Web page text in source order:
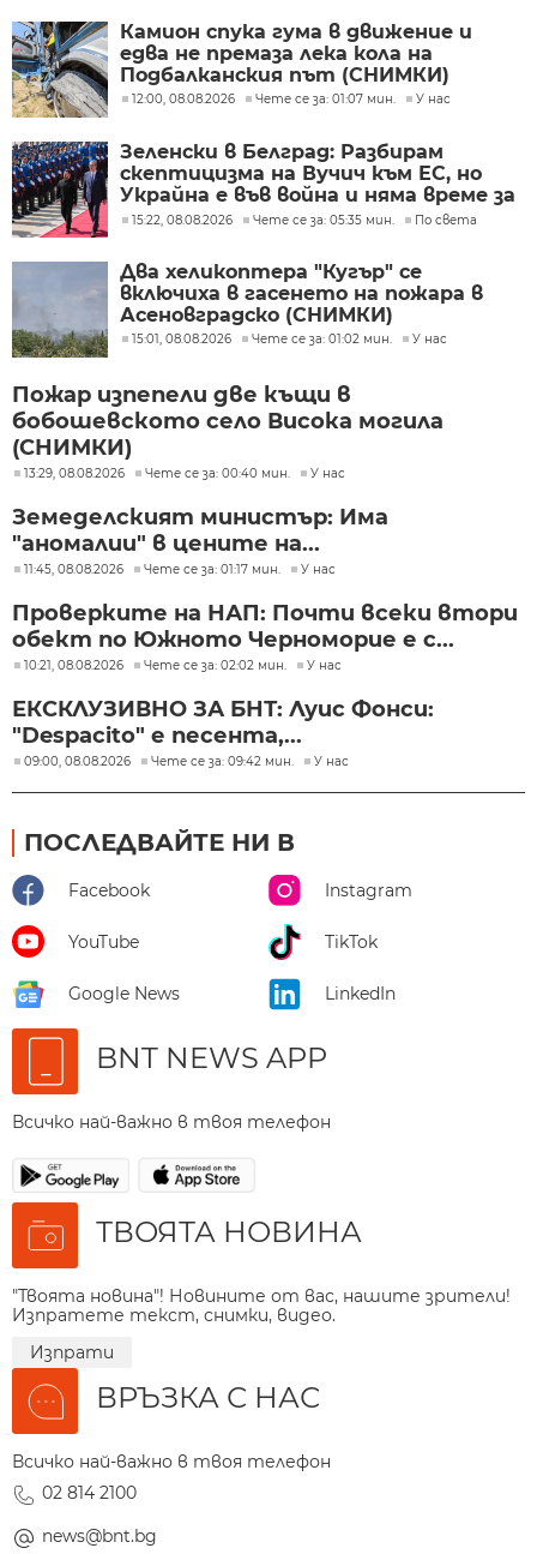
Камион спука гума в движение и
едва не премаза лека кола на
Подбалканския път (СНИМКИ)
12:00, 08.08.2026 Чете се за: 01:07 мин. У нас
Зеленски в Белград: Разбирам
скептицизма на Вучич към ЕС, но
Украйна е във война и няма време за
скептицизъм
15:22, 08.08.2026 Чете се за: 05:35 мин. По света
Два хеликоптера "Кугър" се
включиха в гасенето на пожара в
Асеновградско (СНИМКИ)
15:01, 08.08.2026 Чете се за: 01:02 мин. У нас
Пожар изпепели две къщи в
бобошевското село Висока могила
(СНИМКИ)
13:29, 08.08.2026 Чете се за: 00:40 мин. У нас
Земеделският министър: Има
"аномалии" в цените на...
11:45, 08.08.2026 Чете се за: 01:17 мин. У нас
Проверките на НАП: Почти всеки втори
обект по Южното Черноморие е с...
10:21, 08.08.2026 Чете се за: 02:02 мин. У нас
ЕКСКЛУЗИВНО ЗА БНТ: Луис Фонси:
"Despacito" е песента,...
09:00, 08.08.2026 Чете се за: 09:42 мин. У нас
ПОСЛЕДВАЙТЕ НИ В
Facebook Instagram
YouTube TikTok
Google News LinkedIn
BNT NEWS APP
Всичко най-важно в твоя телефон
ТВОЯТА НОВИНА
"Твоята новина"! Новините от вас, нашите зрители!
Изпратете текст, снимки, видео.
Изпрати
ВРЪЗКА С НАС
Всичко най-важно в твоя телефон
02 814 2100
news@bnt.bg